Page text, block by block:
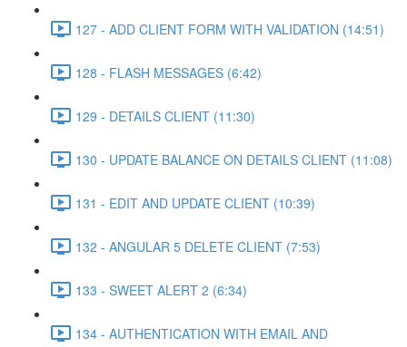
127 - ADD CLIENT FORM WITH VALIDATION (14:51)
128 - FLASH MESSAGES (6:42)
129 - DETAILS CLIENT (11:30)
130 - UPDATE BALANCE ON DETAILS CLIENT (11:08)
131 - EDIT AND UPDATE CLIENT (10:39)
132 - ANGULAR 5 DELETE CLIENT (7:53)
133 - SWEET ALERT 2 (6:34)
134 - AUTHENTICATION WITH EMAIL AND